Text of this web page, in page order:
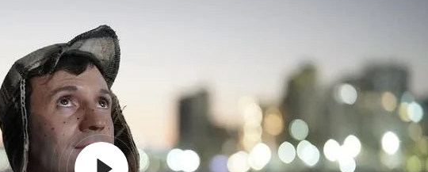
Descarga La APP
Programas
Noticias
Equipo